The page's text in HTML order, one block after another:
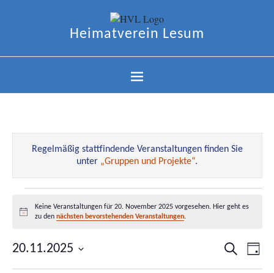
Heimatverein Lesum
Regelmäßig stattfindende Veranstaltungen finden Sie
unter „Gruppen und Projekte“.
Hinweis
Keine Veranstaltungen für 20. November 2025 vorgesehen. Hier geht es
zu den nächsten bevorstehenden Veranstaltungen.
Suche
Suche
Tag
20.11.2025